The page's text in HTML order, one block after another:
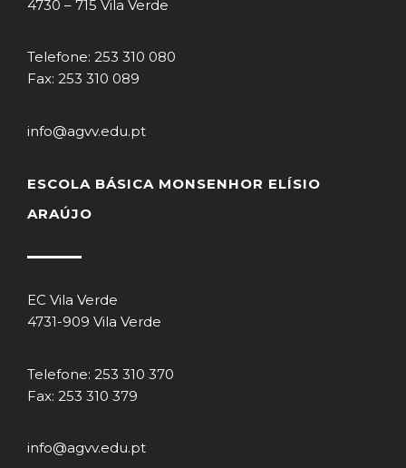
4730 – 715 Vila Verde
Telefone: 253 310 080
Fax: 253 310 089
info@agvv.edu.pt
ESCOLA BÁSICA MONSENHOR ELÍSIO
ARAÚJO
EC Vila Verde
4731-909 Vila Verde
Telefone: 253 310 370
Fax: 253 310 379
info@agvv.edu.pt